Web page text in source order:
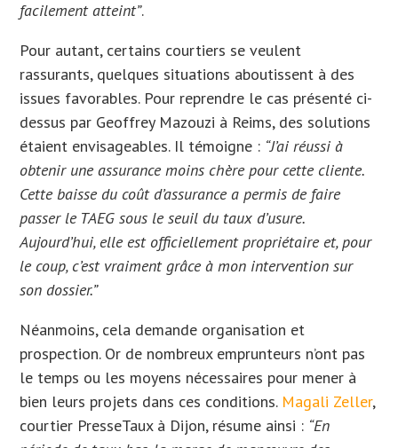
facilement atteint”.
Pour autant, certains courtiers se veulent
rassurants, quelques situations aboutissent à des
issues favorables. Pour reprendre le cas présenté ci-
dessus par Geoffrey Mazouzi à Reims, des solutions
étaient envisageables. Il témoigne : “J’ai réussi à
obtenir une assurance moins chère pour cette cliente.
Cette baisse du coût d’assurance a permis de faire
passer le TAEG sous le seuil du taux d’usure.
Aujourd’hui, elle est officiellement propriétaire et, pour
le coup, c’est vraiment grâce à mon intervention sur
son dossier.”
Néanmoins, cela demande organisation et
prospection. Or de nombreux emprunteurs n’ont pas
le temps ou les moyens nécessaires pour mener à
bien leurs projets dans ces conditions. Magali Zeller,
courtier PresseTaux à Dijon, résume ainsi : “En